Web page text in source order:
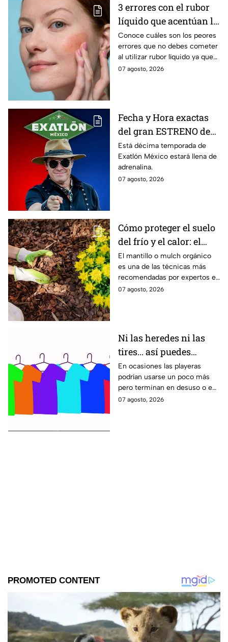
3 errores con el rubor
líquido que acentúan la
textura y abren los
poros de tus mejillas
Conoce cuáles son los peores
errores que no debes cometer
al utilizar rubor líquido ya que
acentúan la textura de tu piel y
07 agosto, 2026
Fecha y Hora exactas
del gran ESTRENO de
la décima temporada
de Exatlón México
Está décima temporada de
Exatlón México estará llena de
adrenalina.
07 agosto, 2026
Cómo proteger el suelo
del frío y el calor: el
mantillo natural que
conserva el jardín
El mantillo o mulch orgánico
es una de las técnicas más
recomendadas por expertos en
jardinería para proteger el
plantas. Esta es la manera
adecuada de aplicarlo en el
jardín.
07 agosto, 2026
Ni las heredes ni las
tires... así puedes
reutilizar tus playeras
usadas
En ocasiones las playeras
podrían usarse un poco más
pero terminan en desuso o en
la basura. Por ello puedes
07 agosto, 2026